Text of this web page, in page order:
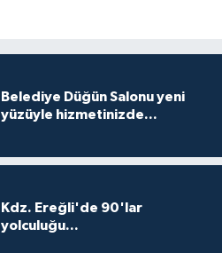
Belediye Düğün Salonu yeni
yüzüyle hizmetinizde...
Kdz. Ereğli'de 90'lar
yolculuğu...